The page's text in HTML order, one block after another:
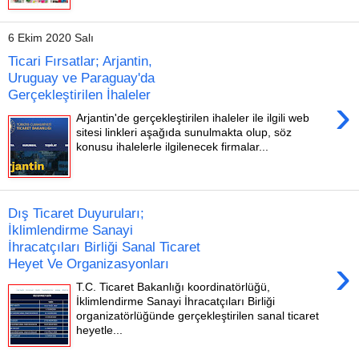
6 Ekim 2020 Salı
Ticari Fırsatlar; Arjantin,
Uruguay ve Paraguay'da
Gerçekleştirilen İhaleler
›
Arjantin'de gerçekleştirilen ihaleler ile ilgili web
sitesi linkleri aşağıda sunulmakta olup, söz
konusu ihalelerle ilgilenecek firmalar...
Dış Ticaret Duyuruları;
İklimlendirme Sanayi
İhracatçıları Birliği Sanal Ticaret
Heyet Ve Organizasyonları
›
T.C. Ticaret Bakanlığı koordinatörlüğü,
İklimlendirme Sanayi İhracatçıları Birliği
organizatörlüğünde gerçekleştirilen sanal ticaret
heyetle...